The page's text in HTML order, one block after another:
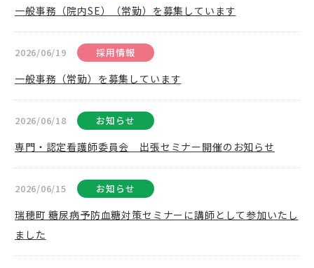
一般事務（院内SE）（常勤）を募集しています
2026/06/19 採用情報
一般事務（常勤）を募集しています
2026/06/18 お知らせ
専門・認定看護師委員会 出張セミナー開催のお知らせ
2026/06/15 お知らせ
瑞穂町 糖尿病予防血糖対策セミナーに講師として参加いたし
ました